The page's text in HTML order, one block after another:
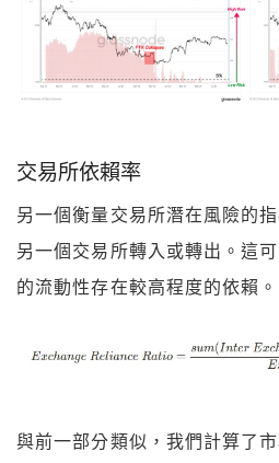
交易所依賴率
另一個衡量交易所潛在風險的
另一個交易所轉入或轉出。這
的流動性存在較高程度的依賴。
與前一部分類似，我們計算了